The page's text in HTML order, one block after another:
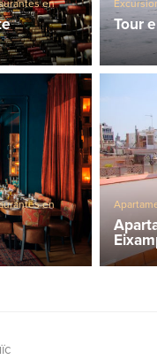
en
Tour
en